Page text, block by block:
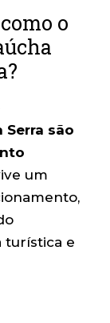
o
Serra são
um
turística e